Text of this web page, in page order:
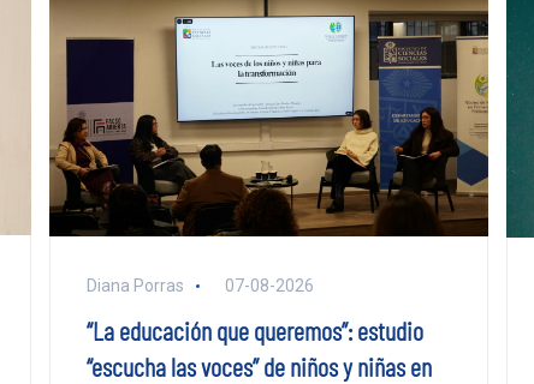
Diana Porras 07-08-2026
“La educación que queremos”: estudio
“escucha las voces” de niños y niñas en